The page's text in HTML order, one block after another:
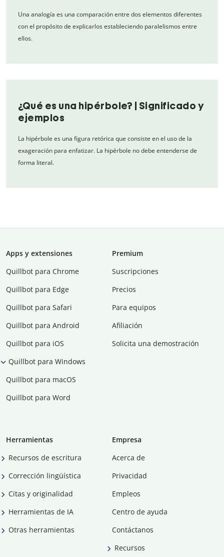
Una analogía es una comparación entre dos elementos diferentes
con el propósito de explicarlos estableciendo paralelismos entre
ellos.
¿Qué es una hipérbole? | Significado y
ejemplos
La hipérbole es una figura retórica que consiste en el uso de la
exageración para enfatizar. La hipérbole no debe entenderse de
forma literal.
Apps y extensiones
Quillbot para Chrome
Quillbot para Edge
Quillbot para Safari
Quillbot para Android
Quillbot para iOS
Quillbot para Windows
Quillbot para macOS
Quillbot para Word
Premium
Suscripciones
Precios
Para equipos
Afiliación
Solicita una demostración
Herramientas
Recursos de escritura
Corrección lingüística
Citas y originalidad
Herramientas de IA
Otras herramientas
Empresa
Acerca de
Privacidad
Empleos
Centro de ayuda
Contáctanos
Recursos